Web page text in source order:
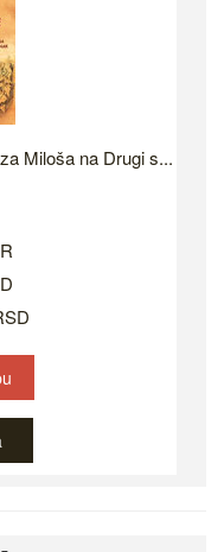
Miloša na Drugi s...